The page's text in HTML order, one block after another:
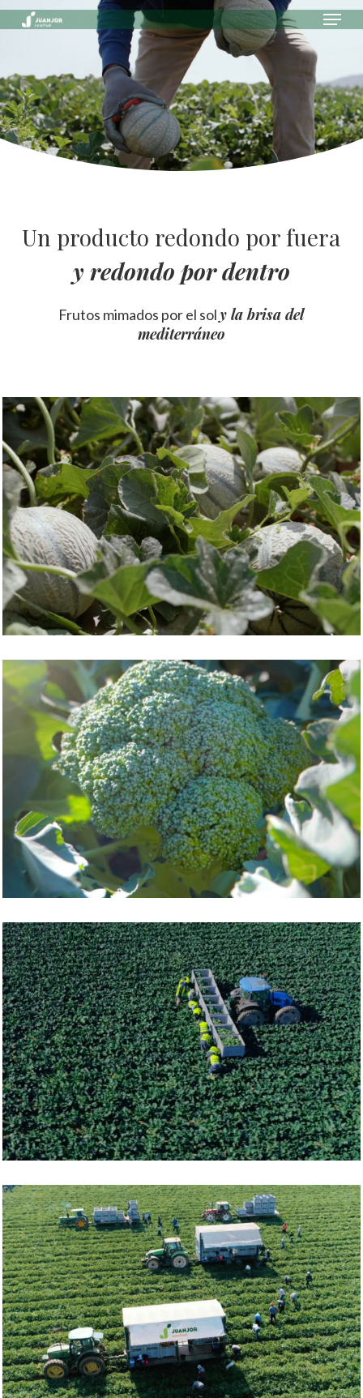
Skip
to
Menu
Un producto redondo por fuera
y redondo por dentro
Frutos mimados por el soly la brisa del
mediterráneo